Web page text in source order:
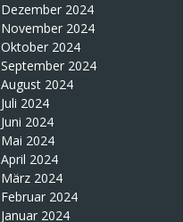
Dezember 2024
November 2024
Oktober 2024
September 2024
August 2024
Juli 2024
Juni 2024
Mai 2024
April 2024
März 2024
Februar 2024
Januar 2024